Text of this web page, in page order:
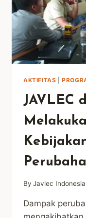
AKTIFITAS |
JAVLEC
By Javlec Indonesia
Dampak